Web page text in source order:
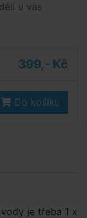
u vás
399,- Kč
Do košíku
je třeba 1 x